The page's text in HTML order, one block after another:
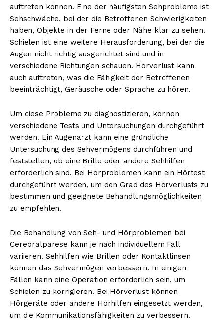
auftreten können. Eine der häufigsten Sehprobleme ist
Sehschwäche, bei der die Betroffenen Schwierigkeiten
haben, Objekte in der Ferne oder Nähe klar zu sehen.
Schielen ist eine weitere Herausforderung, bei der die
Augen nicht richtig ausgerichtet sind und in
verschiedene Richtungen schauen. Hörverlust kann
auch auftreten, was die Fähigkeit der Betroffenen
beeinträchtigt, Geräusche oder Sprache zu hören.
Um diese Probleme zu diagnostizieren, können
verschiedene Tests und Untersuchungen durchgeführt
werden. Ein Augenarzt kann eine gründliche
Untersuchung des Sehvermögens durchführen und
feststellen, ob eine Brille oder andere Sehhilfen
erforderlich sind. Bei Hörproblemen kann ein Hörtest
durchgeführt werden, um den Grad des Hörverlusts zu
bestimmen und geeignete Behandlungsmöglichkeiten
zu empfehlen.
Die Behandlung von Seh- und Hörproblemen bei
Cerebralparese kann je nach individuellem Fall
variieren. Sehhilfen wie Brillen oder Kontaktlinsen
können das Sehvermögen verbessern. In einigen
Fällen kann eine Operation erforderlich sein, um
Schielen zu korrigieren. Bei Hörverlust können
Hörgeräte oder andere Hörhilfen eingesetzt werden,
um die Kommunikationsfähigkeiten zu verbessern.